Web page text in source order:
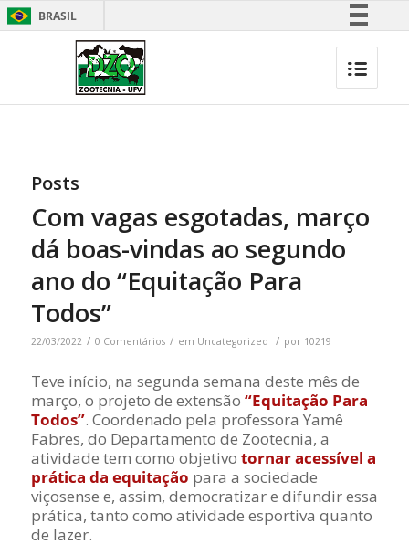
BRASIL
Posts
Com vagas esgotadas, março
dá boas-vindas ao segundo
ano do “Equitação Para
Todos”
22/03/2022 / 0 Comentários / em Uncategorized / por 10219
Teve início, na segunda semana deste mês de
março, o projeto de extensão “Equitação Para
Todos”. Coordenado pela professora Yamê
Fabres, do Departamento de Zootecnia, a
atividade tem como objetivo tornar acessível a
prática da equitação para a sociedade
viçosense e, assim, democratizar e difundir essa
prática, tanto como atividade esportiva quanto
de lazer.